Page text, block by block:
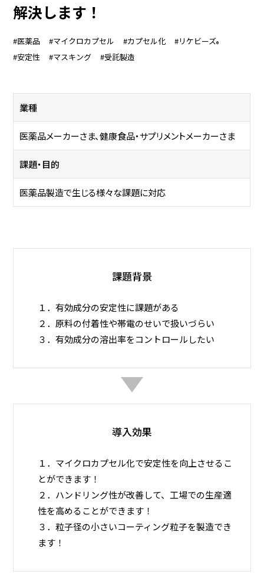
EN
解決します！
#医薬品 #マイクロカプセル #カプセル化 #リケビーズ®
#安定性 #マスキング #受託製造
業種
医薬品メーカーさま、健康食品・サプリメントメーカーさま
課題・目的
医薬品製造で生じる様々な課題に対応
課題背景
１．有効成分の安定性に課題がある
２．原料の付着性や帯電のせいで扱いづらい
３．有効成分の溶出率をコントロールしたい
導入効果
１．マイクロカプセル化で安定性を向上させるこ
とができます！
２．ハンドリング性が改善して、工場での生産適
性を高めることができます！
３．粒子径の小さいコーティング粒子を製造でき
ます！